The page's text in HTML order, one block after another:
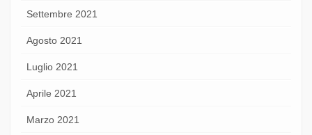
Settembre 2021
Agosto 2021
Luglio 2021
Aprile 2021
Marzo 2021